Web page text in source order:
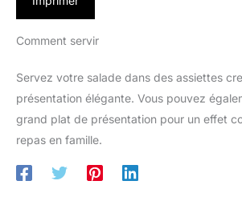
Comment servir
Servez votre salade dans des assiettes
présentation élégante. Vous pouvez
grand plat de présentation pour un effet
repas en famille.